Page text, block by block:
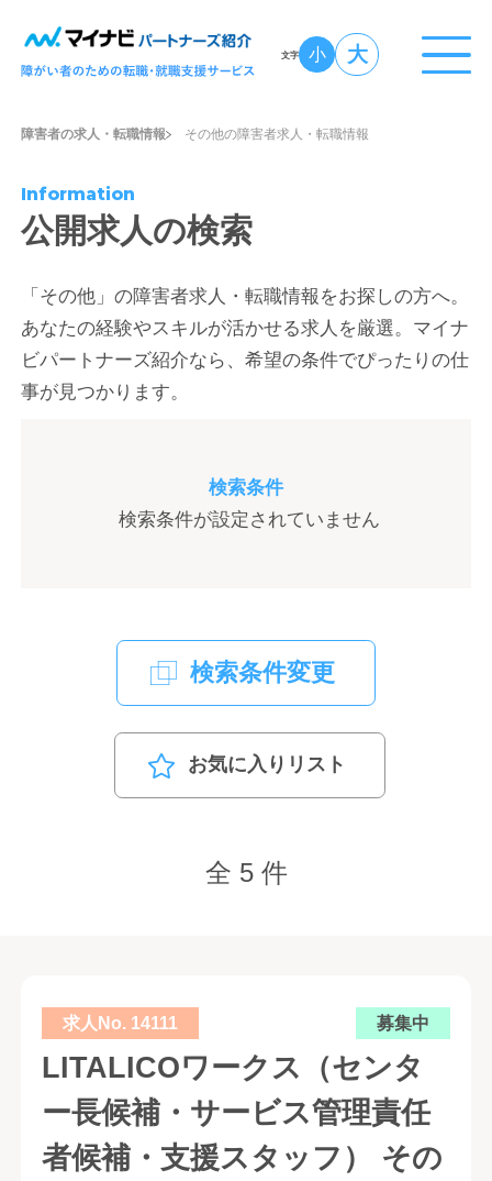
文字 小 大
障害者の求人・転職情報 その他の障害者求人・転職情報
Information
公開求人の検索
「その他」の障害者求人・転職情報をお探しの方へ。
あなたの経験やスキルが活かせる求人を厳選。マイナ
ビパートナーズ紹介なら、希望の条件でぴったりの仕
事が見つかります。
検索条件
検索条件が設定されていません
検索条件変更
お気に入りリスト
全 5 件
求人No. 14111 募集中
LITALICOワークス（センタ
ー長候補・サービス管理責任
者候補・支援スタッフ） その